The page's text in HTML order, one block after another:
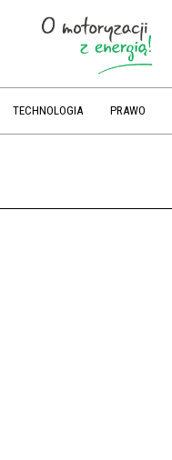
TECHNOLOGIA PRAWO